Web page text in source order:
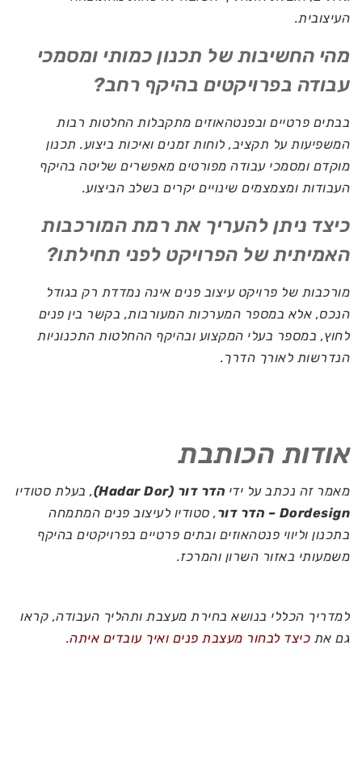
העיצובית.
מהי החשיבות של תכנון כמותי ומסמכי
עבודה בפרויקטים בהיקף רחב?
בבתים פרטיים ובפנטהאוזים מתקבלות החלטות רבות
המשפיעות על תקציב, לוחות זמנים ואיכות ביצוע. תכנון
מוקדם ומסמכי עבודה מפורטים מאפשרים שליטה בהיקף
העבודות ומצמצמים שינויים יקרים בשלב הביצוע.
כיצד ניתן להעריך את רמת המורכבות
האמיתית של הפרויקט לפני תחילתו?
מורכבות של פרויקט עיצוב פנים אינה נמדדת רק בגודל
הנכס, אלא במספר המערכות המעורבות, בקשר בין פנים
לחוץ, במספר בעלי המקצוע ובהיקף ההחלטות התכנוניות
הנדרשות לאורך הדרך.
אודות הכותבת
מאמר זה נכתב על ידי הדר דור (Hadar Dor)
, בעלת סטודיו
Dordesign – הדר דור
, סטודיו לעיצוב פנים המתמחה
בתכנון וליווי פנטהאוזים ובתים פרטיים בפרויקטים בהיקף
משמעותי באזור השרון והמרכז.
למדריך הכללי בנושא בחירת מעצבת ותהליך העבודה, קראו
גם את כיצד לבחור מעצבת פנים ואיך עובדים איתה.